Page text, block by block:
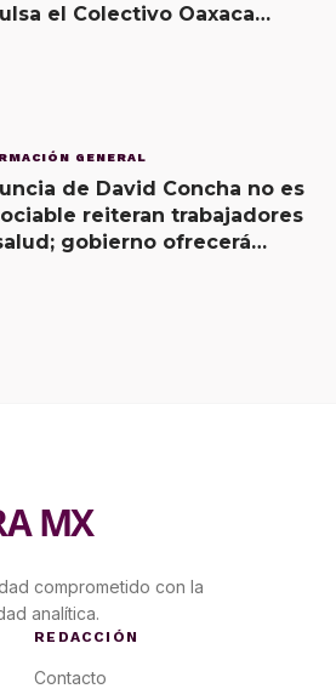
el Colectivo Oaxaca
GENERAL
de David Concha no es
reiteran trabajadores
gobierno ofrecerá
MX
comprometido con la
analítica.
REDACCIÓN
Contacto